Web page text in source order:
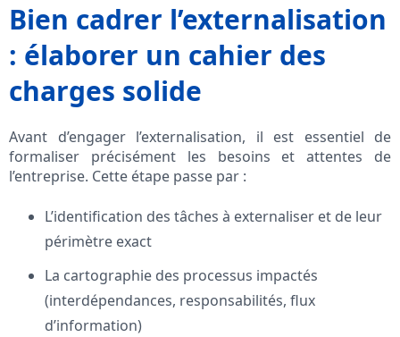
Bien cadrer l’externalisation
: élaborer un cahier des
charges solide
Avant d’engager l’externalisation, il est essentiel de
formaliser précisément les besoins et attentes de
l’entreprise. Cette étape passe par :
L’identification des tâches à externaliser et de leur
périmètre exact
La cartographie des processus impactés
(interdépendances, responsabilités, flux
d’information)